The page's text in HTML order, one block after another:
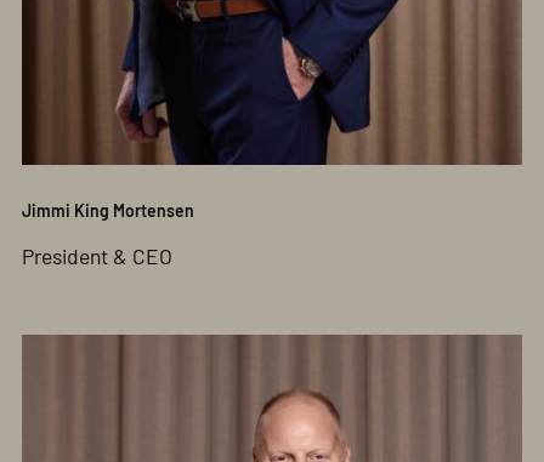
Jimmi King Mortensen
President & CEO